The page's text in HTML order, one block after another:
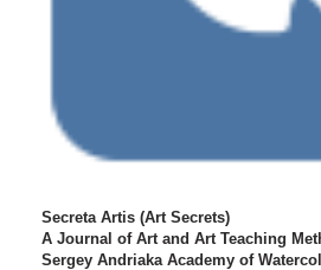
Secreta Artis (Art Secrets)
A Journal of Art and Art Teaching
Sergey Andriaka Academy of